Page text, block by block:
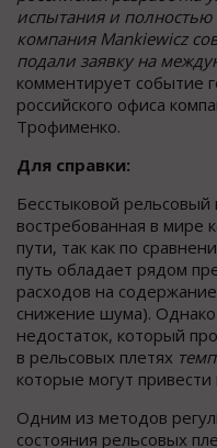
испытания и полностью
компания Mankiewicz
подали заявку на
комментирует событие
российского офиса
Трофименко.
Для справки:
Бесстыковой рельсовый
востребованная в мире
пути, так как по
путь обладает рядом
расходов на
снижение шума). Однако
недостаток, который
в рельсовых плетях
которые могут
Одним из методов
состояния рельсовых